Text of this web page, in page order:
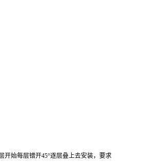
始每层错开45°逐层叠上去安装，要求